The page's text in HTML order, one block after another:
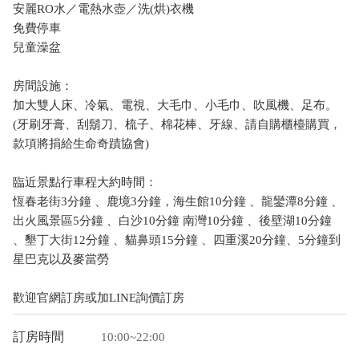
安麗RO水／電熱水壺／洗(烘)衣機
免費停車
兒童澡盆
房間設施：
加大雙人床、冷氣、電視、大毛巾、小毛巾、吹風機、足布。
(牙刷牙膏、刮鬍刀、梳子、棉花棒、牙線、請自購櫃檯購買，
款項將捐給生命奇蹟協會)
臨近景點行車程大約時間：
恆春老街3分鐘 、鹿境3分鐘，海生館10分鐘 、龍鑾潭8分鐘 、
出火風景區5分鐘 、白沙10分鐘 南灣10分鐘 、後壁湖10分鐘
、墾丁大街12分鐘 、貓鼻頭15分鐘 、四重溪20分鐘、5分鐘到
星巴克以及麥當勞
歡迎官網訂房或加LINE詢價訂房
訂房時間 10:00~22:00